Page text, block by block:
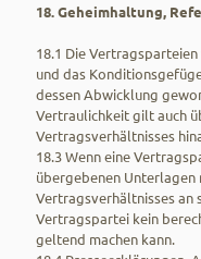
18. Geheimhaltung,
18.1 Die
und das
dessen Abwicklung
Vertraulichkeit gilt auch
Vertragsverhältnisses
18.3 Wenn eine
übergebenen Unterlagen
Vertragsverhältnisses an
Vertragspartei kein
geltend machen kann.